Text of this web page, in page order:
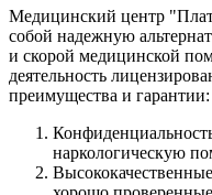
Медицинский центр
собой надежную
и скорой медицинской
деятельность
преимущества и гарантии:
наркологическую